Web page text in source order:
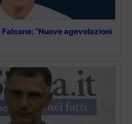
Falcone: “Nuove agevolazioni